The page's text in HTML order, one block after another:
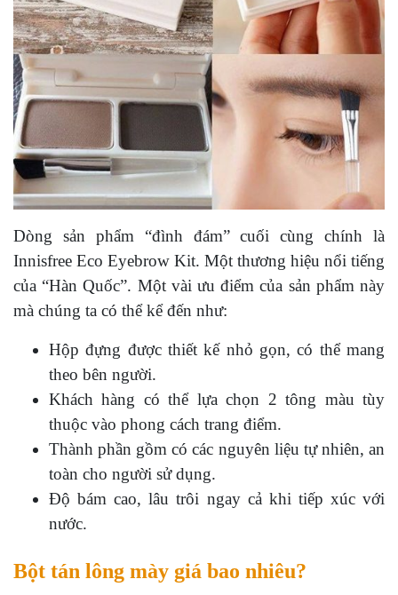
Dòng sản phẩm “đình đám” cuối cùng chính là
Innisfree Eco Eyebrow Kit. Một thương hiệu nổi tiếng
của “Hàn Quốc”. Một vài ưu điểm của sản phẩm này
mà chúng ta có thể kể đến như:
Hộp đựng được thiết kế nhỏ gọn, có thể mang
theo bên người.
Khách hàng có thể lựa chọn 2 tông màu tùy
thuộc vào phong cách trang điểm.
Thành phần gồm có các nguyên liệu tự nhiên, an
toàn cho người sử dụng.
Độ bám cao, lâu trôi ngay cả khi tiếp xúc với
nước.
Bột tán lông mày giá bao nhiêu?